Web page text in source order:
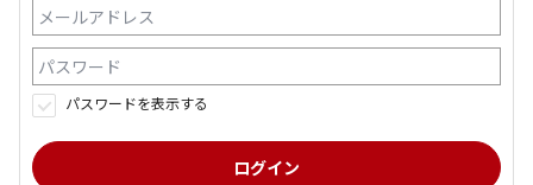
パスワードを表示する